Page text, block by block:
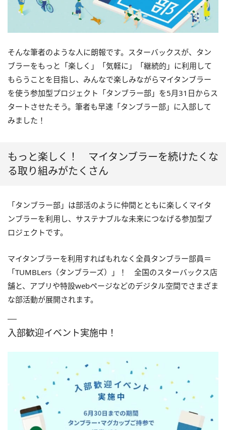
そんな筆者のような人に朗報です。スターバックスが、タン
ブラーをもっと「楽しく」「気軽に」「継続的」に利用して
もらうことを目指し、みんなで楽しみながらマイタンブラー
を使う参加型プロジェクト「タンブラー部」を5月31日からス
タートさせたそう。筆者も早速「タンブラー部」に入部して
みました！
もっと楽しく！ マイタンブラーを続けたくな
る取り組みがたくさん
「タンブラー部」は部活のように仲間とともに楽しくマイタ
ンブラーを利用し、サステナブルな未来につなげる参加型プ
ロジェクトです。
マイタンブラーを利用すればもれなく全員タンブラー部員＝
「TUMBLers（タンブラーズ）」！ 全国のスターバックス店
舗と、アプリや特設webページなどのデジタル空間でさまざま
な部活動が展開されます。
入部歓迎イベント実施中！